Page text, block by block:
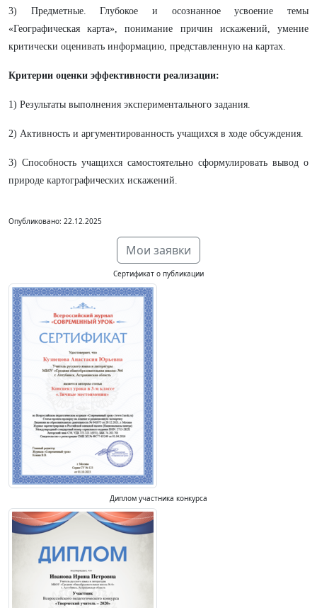
3) Предметные. Глубокое и осознанное усвоение темы
«Географическая карта», понимание причин искажений, умение
критически оценивать информацию, представленную на картах.
Критерии оценки эффективности реализации:
1) Результаты выполнения экспериментального задания.
2) Активность и аргументированность учащихся в ходе обсуждения.
3) Способность учащихся самостоятельно сформулировать вывод о
природе картографических искажений.
Опубликовано: 22.12.2025
Мои заявки
Сертификат о публикации
Диплом участника конкурса